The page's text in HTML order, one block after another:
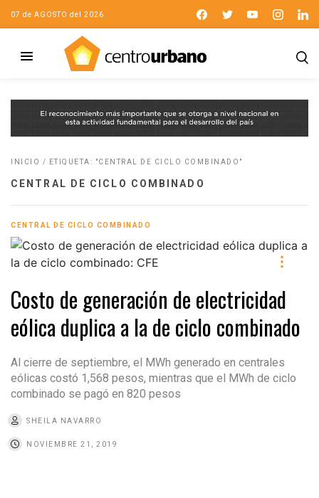
07 de AGOSTO del 2026
INICIO / ETIQUETA: "CENTRAL DE CICLO COMBINADO"
CENTRAL DE CICLO COMBINADO
CENTRAL DE CICLO COMBINADO
Costo de generación de electricidad
eólica duplica a la de ciclo combinado
Al cierre de septiembre, el MWh generado en centrales
eólicas costó 1,568 pesos, mientras que el MWh de ciclo
combinado se pagó en 820 pesos
SHEILA NAVARRO
NOVIEMBRE 21, 2019